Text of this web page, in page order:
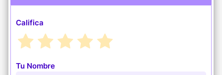
Califica
Tu Nombre